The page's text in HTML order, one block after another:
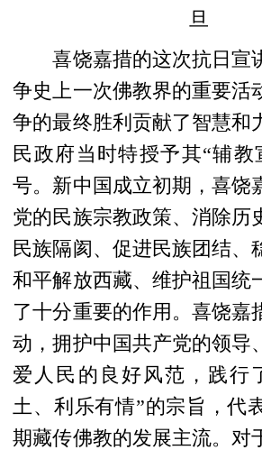
旦
喜饶嘉措的这次抗日宣
争史上一次佛教界的重要活
争的最终胜利贡献了智慧和
民政府当时特授予其“辅教
号。新中国成立初期，喜饶
党的民族宗教政策、消除历
民族隔阂、促进民族团结、
和平解放西藏、维护祖国统
了十分重要的作用。喜饶嘉
动，拥护中国共产党的领导
爱人民的良好风范，践行
土、利乐有情”的宗旨，代
期藏传佛教的发展主流。对